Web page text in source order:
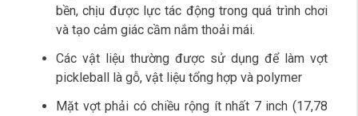
bền, chịu được lực tác động trong quá trình chơi
và tạo cảm giác cầm nắm thoải mái.
Các vật liệu thường được sử dụng để làm vợt
pickleball là gỗ, vật liệu tổng hợp và polymer
Mặt vợt phải có chiều rộng ít nhất 7 inch (17,78